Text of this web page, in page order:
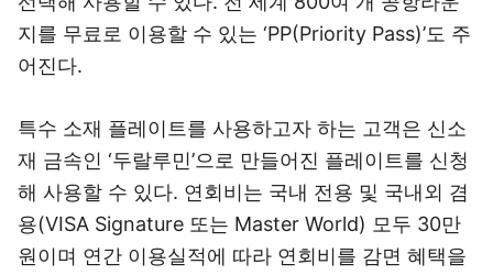
지를 무료로 이용할 수 있는 ‘PP(Priority Pass)’도 주
어진다.
특수 소재 플레이트를 사용하고자 하는 고객은 신소
재 금속인 ‘두랄루민’으로 만들어진 플레이트를 신청
해 사용할 수 있다. 연회비는 국내 전용 및 국내외 겸
용(VISA Signature 또는 Master World) 모두 30만
원이며 연간 이용실적에 따라 연회비를 감면 혜택을